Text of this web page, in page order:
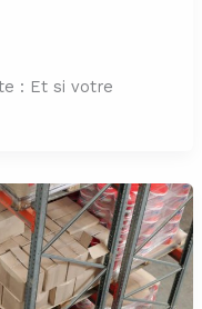
: Et si votre